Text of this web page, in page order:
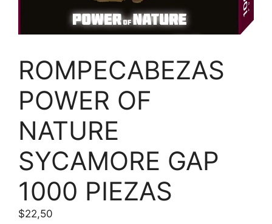
ROMPECABEZAS
POWER OF
NATURE
SYCAMORE GAP
1000 PIEZAS
$22,50